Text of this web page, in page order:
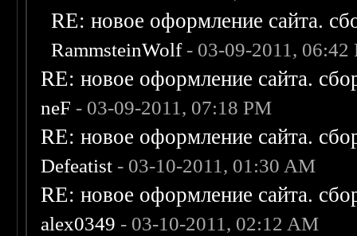
RE: новое оформление сайта.
RammsteinWolf- 03-09-2011, 06:42
RE: новое оформление сайта.
neF - 03-09-2011, 07:18 PM
RE: новое оформление сайта.
Defeatist - 03-10-2011, 01:30 AM
RE: новое оформление сайта.
alex0349 - 03-10-2011, 02:12 AM